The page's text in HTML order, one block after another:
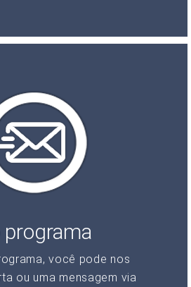
você pode nos
ou uma mensagem via